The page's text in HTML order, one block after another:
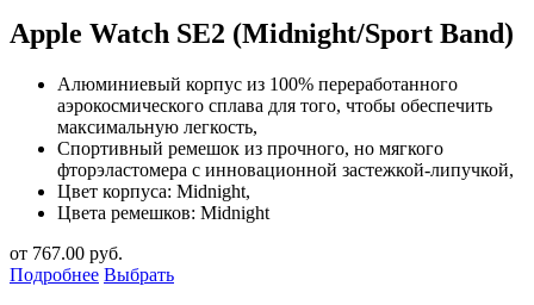
Apple Watch SE2 (Midnight/Sport Band)
Алюминиевый корпус из 100% переработанного
аэрокосмического сплава для того, чтобы обеспечить
максимальную легкость,
Спортивный ремешок из прочного, но мягкого
фторэластомера с инновационной застежкой-липучкой,
Цвет корпуса: Midnight,
Цвета ремешков: Midnight
от 767.00 руб.
Подробнее Выбрать